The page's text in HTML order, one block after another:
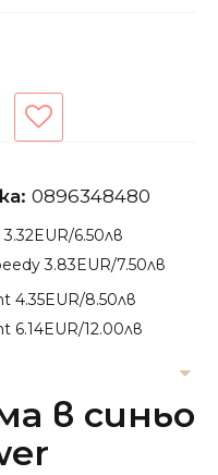
0896348480
6.50лв
3.83EUR/7.50лв
4.35EUR/8.50лв
6.14EUR/12.00лв
в синьо